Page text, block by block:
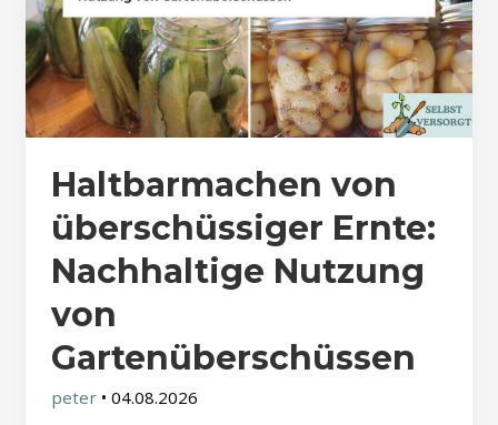
Haltbarmachen von
überschüssiger Ernte:
Nachhaltige Nutzung
von
Gartenüberschüssen
peter • 04.08.2026